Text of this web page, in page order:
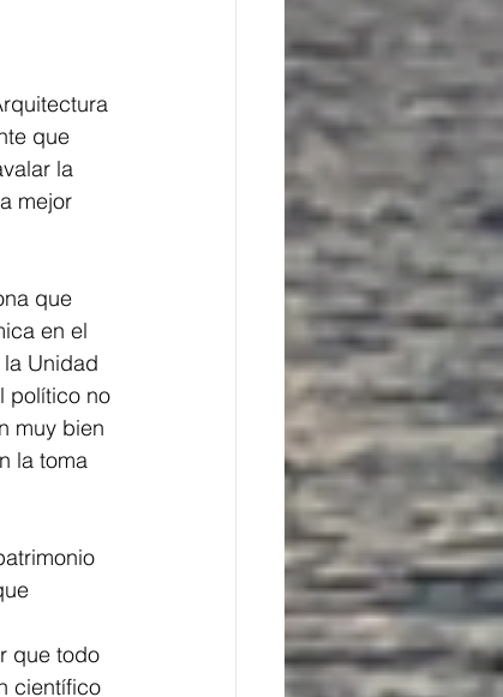
que
la
mejor
que
en el
Unidad
político no
muy bien
la toma
que todo
científico